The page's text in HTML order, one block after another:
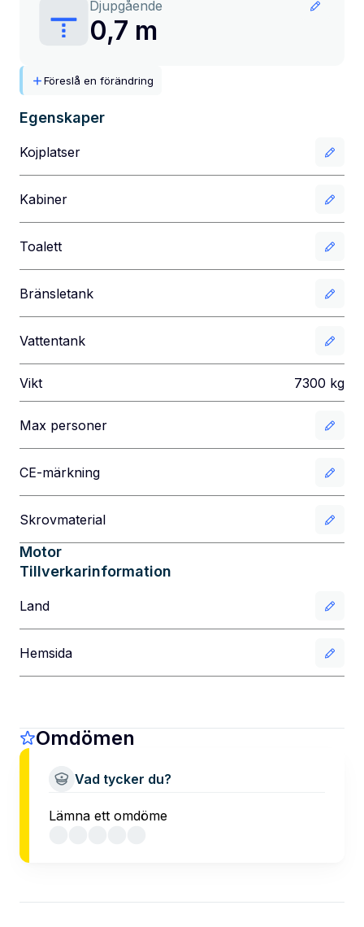
Djupgående
0,7 m
Föreslå en förändring
Egenskaper
Kojplatser
Kabiner
Toalett
Bränsletank
Vattentank
Vikt 7300 kg
Max personer
CE-märkning
Skrovmaterial
Motor
Tillverkarinformation
Land
Hemsida
Omdömen
Vad tycker du?
Lämna ett omdöme